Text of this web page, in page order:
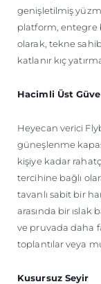
genişletilmiş
platform, entegre
olarak, tekne
katlanır kıç
Hacimli Üst
Heyecan verici
güneşlenme
kişiye kadar
tercihine bağlı
tavanlı sabit bir
arasında bir
ve pruvada daha
toplantılar veya
Kusursuz Seyir